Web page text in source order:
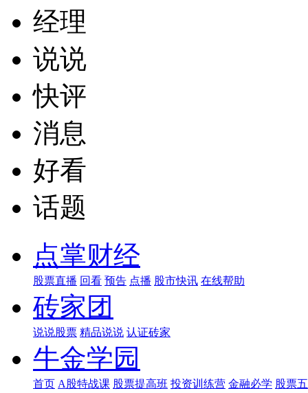
经理
说说
快评
消息
好看
话题
点掌财经
股票直播 回看 预告 点播 股市快讯 在线帮助
砖家团
说说股票 精品说说 认证砖家
牛金学园
首页 A股特战课 股票提高班 投资训练营 金融必学 股票